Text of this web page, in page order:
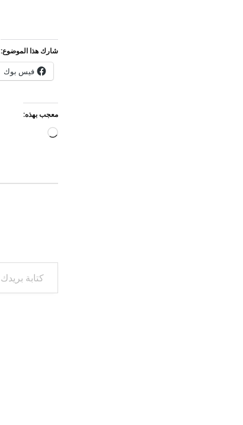
شارك هذا الموضوع:
فيس بوك
معجب بهذه:
جاري
كتابة بريدك الإلكتروني...